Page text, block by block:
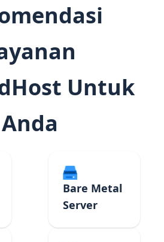
Untuk
Anda
Bare Metal
Server